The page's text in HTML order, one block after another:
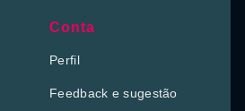
Conta
Perfil
Feedback e sugestão